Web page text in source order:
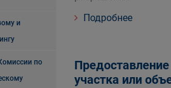
и
по
Подробнее
участка или